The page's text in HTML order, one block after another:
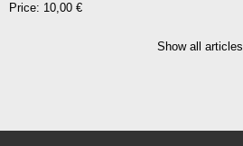
Price: 10,00 €
Show all articles